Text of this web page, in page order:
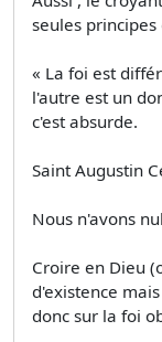
seules
« La foi est
l'autre est un
c'est absurde.
Saint Augustin
Nous n'avons
Croire en Dieu
d'existence
donc sur la foi